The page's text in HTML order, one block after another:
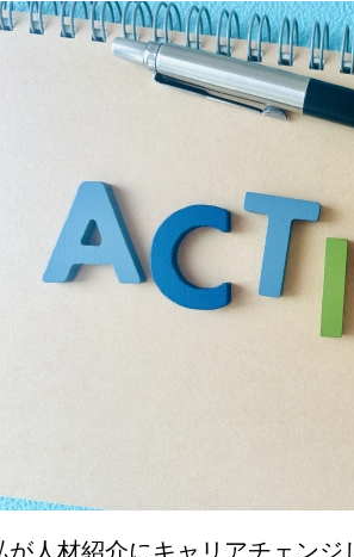
が人材紹介にキャリアチェン